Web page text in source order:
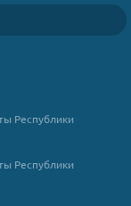
Республики
Республики